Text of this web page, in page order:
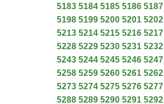
5183 5184 5185 5186 5187
5198 5199 5200 5201 5202
5213 5214 5215 5216 5217
5228 5229 5230 5231 5232
5243 5244 5245 5246 5247
5258 5259 5260 5261 5262
5273 5274 5275 5276 5277
5288 5289 5290 5291 5292